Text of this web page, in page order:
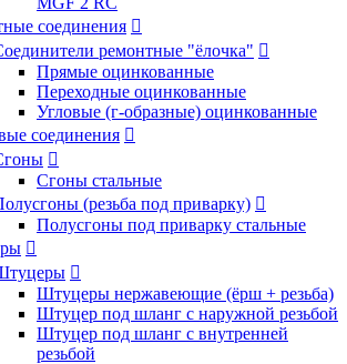
соединения 
ремонтные "ёлочка" 
Прямые оцинкованные
Переходные оцинкованные
Угловые (г-образные) оцинкованные
соединения 

Сгоны стальные
(резьба под приварку) 
Полусгоны под приварку стальные


Штуцеры нержавеющие (ёрш + резьба)
Штуцер под шланг с наружной резьбой
Штуцер под шланг с внутренней
резьбой